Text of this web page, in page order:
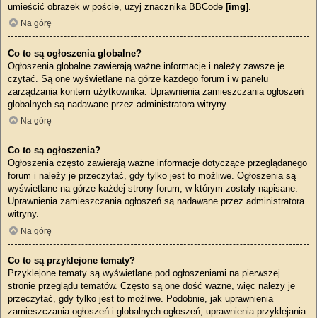
umieścić obrazek w poście, użyj znacznika BBCode [img]
Na górę
Co to są ogłoszenia globalne?
Ogłoszenia globalne zawierają ważne informacje i należy zawsze je
czytać. Są one wyświetlane na górze każdego forum i w panelu
zarządzania kontem użytkownika. Uprawnienia zamieszczania ogłoszeń
globalnych są nadawane przez administratora witryny.
Na górę
Co to są ogłoszenia?
Ogłoszenia często zawierają ważne informacje dotyczące przeglądanego
forum i należy je przeczytać, gdy tylko jest to możliwe. Ogłoszenia są
wyświetlane na górze każdej strony forum, w którym zostały napisane.
Uprawnienia zamieszczania ogłoszeń są nadawane przez administratora
witryny.
Na górę
Co to są przyklejone tematy?
Przyklejone tematy są wyświetlane pod ogłoszeniami na pierwszej
stronie przeglądu tematów. Często są one dość ważne, więc należy je
przeczytać, gdy tylko jest to możliwe. Podobnie, jak uprawnienia
zamieszczania ogłoszeń i globalnych ogłoszeń, uprawnienia przyklejania